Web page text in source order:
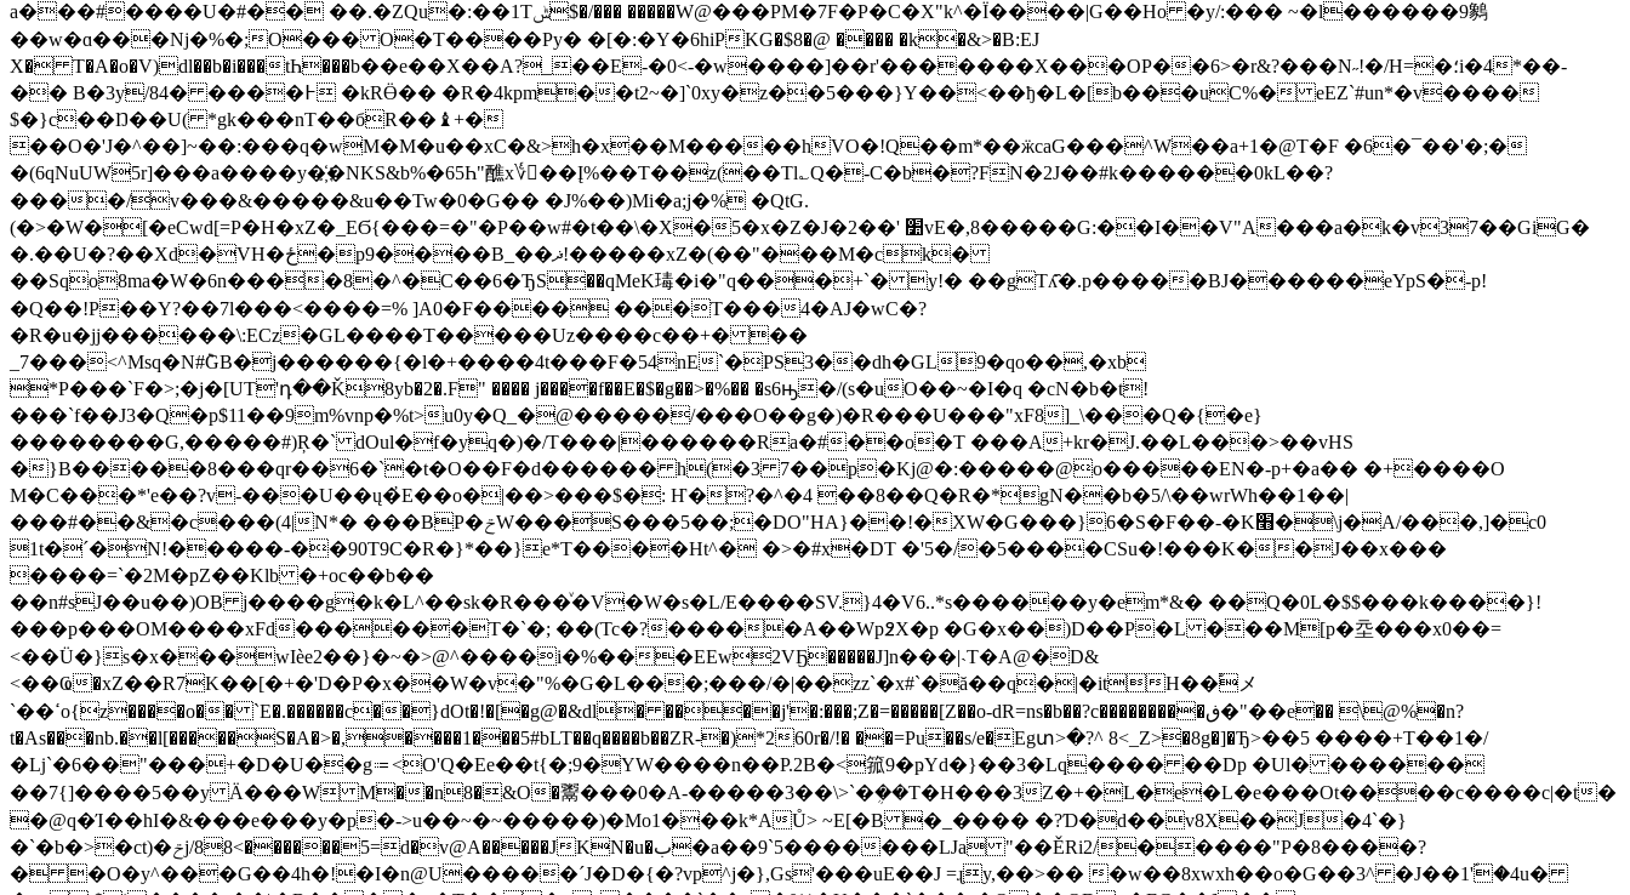
а���#����U�#�� ��.�ZQu�:��1Tݰ$�/��� �����W@���PM�7F�P�C�X"k^�Ï����|G��Ho �y/:��� ~�l������9䴂
��w�ɑ���Nj�%�;O��� O�T����Py� �[�:�Y�6hіPKG�$8�@ ���� �k�&>�B:EJ
X� T�A�o�V)dl��b�i���tҺ���b��e��X��A?_��E-�0<-�w����]��r'�������X���OP��6>�r&?���N˶!�/H=�؛i�4*��-
�� B�3y/84� ����߅ �kRӪ�� �R�4kpm��t2~�]`0xy�z��5���}Y��<��ђ�L�[b���uC%� eEZ`#un*�v����
$�}c��Ŋ��U( *gk���nT��бR��♝+�
��O�'J�^��]~��:���q�wM�M�u��xC�&>h�x��M�����hVO�!Q��m*��ӝcaG���^W��a+1�@T�F �6�¯��'�;�
�(6qNuUW5r]���a����y�҉�NKS&b%�65Һ"醮x؇��Į%��T��z(��Tl؎Q�-C�b�?FN�2J��#k������0kL��?
����/v���&�����&u��Tw�0�G�� �J%��)Mi�a;j�% �QtG.
(�>�W�[�eCwd[=P�H�xZ�_EϬ{���=�"�P��w#�t��\�X�5�x�Z�J�2��' ׺vE�,8�����G:��I��V"A���a�k�v37��GiG�
�.��U�?��Xd�VH�ځ�p9����B_��ޛ!�����xZ�(��"���M�ck�
��Sqo8ma�W�6n����8�^�C��6�ЂS��qMeK瑇�i�"q���+ˋ� y!� ��gTʎ҄�.p�����BJ������eYpS�-p!
�Q��!P��Y?��7l���<����=% ]A0�F���� ���T���4�AJ�wC�?
�R�u�jj������\:ECz�GL����T�����Uz����c��+� ��
_7���<^Msq�N#݉GB�j������{�l�+����4t���F�54nE`�PS3��dh�GL9�qo��,�xb
*P���`F�>;�j�[UT'դ��Ǩ8yb�2�.F" ���� j����f��E�$�g��>�%�� �s6ԣ�/(s�uO��~�I�q �cN�b�t!
���`f��J3�Q�p$11��9m%vnp�%t>u0y�Q_�@�����/���O��g�)�R���U���"xF8]_\���Q�{�e}
��������G,�����#)Ŗ�` dOul�f�yq�)�/T���|������Ra�#��o�T ���A݈+kr�J.��L���>��vHS
�}B�����8���qr��6�`�t�O��F�d������ h(�3 7��p�Kj@�:�����@o�����EN�-p+�a�� �+����O
M�C���*'e��?v-���U��ų�҆E��o�|��>���$�: Ҥ�?�^�4 ��8��Q�R�*gN��b�5/\��wrWh��1��|
���#��&�c���(4|N*� ���BP�ݗW���S���5��;�DO"HA}��!�XW�G���}6�S�F��-�K׫�\j�A/���,]�c0
1t�ˊ�N!�����-��90T9C�R�}*��}e*T����Ht^� �>�#x�DT �'5�/�5����CSu�!���K��J��x���
����=`�2M�pZ��Klb �+oc��b��
��n#sJ��u��)OB j����g�k�L^��sk�R���ͮ�V�W�s�L/E����SV.}4�V6..*s������y�em*&� ��Q�0L�$$���k����}!
���p���OM����xFd������T�`�; ��(Tc�?�����A��Wp߶X�p �G�x��)D��P�L ���M[p�坖���x0��=
<��Ü�}s�x���wIѐe2��}�~�>@^����i�%���EEw2VҔ�����J]n���|˴T�A@�D&
<��Ҩ�xZ��R7K��[�+�'D�P�x��W�v�"%�G�L���;���/�|��zz`�x#`�ă��q�|�itH��֠メ
`��ߵo{z����o�� `E�.������c��}dOt�!�[�g@�&dl� ����j'�:���;Z�=�����[Z��o-dR=ns�b��?c���������ڧ�"��e�� \@%�n?
t�As���nb.��l[�����S�A�>�,����1���5#bLT��q����b��ZR-�)*260r�/!� ��=Pu��s/e�Egտ>�?^ 8<_Z>�8g�]�Ђ>��5 ����+T��1�/
�ǈ`�6��"���+�D�U��g⩴<O'Q�Ee��t{�;9�YW����n��P.2B�<箛9�ҏYd�}��3�Lq���� ��Dp �Ul� ������
��7{]����5��y Ӓ���W M��n8�&O�鬻���0�A-�����3��\>`�ܴ��T�H���3Z�+�L�e�L�e���Ot����c����c|�t�
�@q�Ί��hI�&���e���y�p�->u��~�~�����)�Mo1���k*AŮ> ~E[�B �_���� �?Ɗ�d��v8X��J�4`�}
�`�b�>�ct)�ݗj/88<������5=d�v@A�����JKN�u�ب�a��9`5�������Ǉa "��ĚRi2/�����"P�8����?
� �O�y^���G��4h�!�I�n@U�����´J�D�{�?vp^j�},Gs'���uE��J =ɻy,��>�� �w��8xwxh��o�G��3^ �J��1'ؐ�4u�